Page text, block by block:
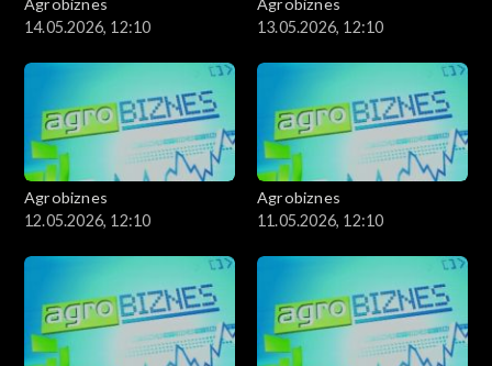
14.05.2026, 12:10
13.05.2026, 12:10
Agrobiznes
12.05.2026, 12:10
Agrobiznes
11.05.2026, 12:10